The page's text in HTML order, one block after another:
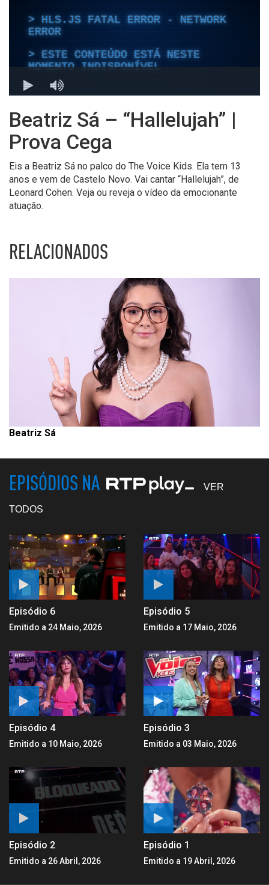
Beatriz Sá – “Hallelujah” |
Prova Cega
Eis a Beatriz Sá no palco do The Voice Kids. Ela tem 13
anos e vem de Castelo Novo. Vai cantar “Hallelujah”, de
Leonard Cohen. Veja ou reveja o vídeo da emocionante
atuação.
RELACIONADOS
Beatriz Sá
EPISÓDIOS NA VER
TODOS
Episódio 6
Emitido a 24 Maio, 2026
Episódio 5
Emitido a 17 Maio, 2026
Episódio 4
Emitido a 10 Maio, 2026
Episódio 3
Emitido a 03 Maio, 2026
Episódio 2
Emitido a 26 Abril, 2026
Episódio 1
Emitido a 19 Abril, 2026